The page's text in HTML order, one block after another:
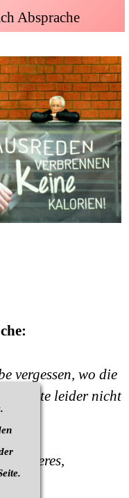
Absprache
vergessen, wo die
heute leider nicht